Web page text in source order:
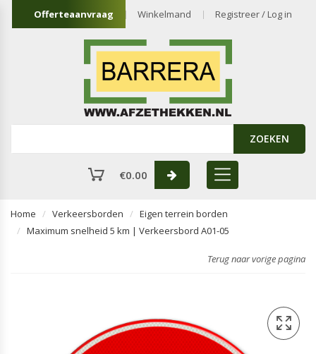
Offerteaanvraag Winkelmand Registreer / Log in
ZOEKEN
€0.00
Home Verkeersborden
Eigen terrein borden
Maximum snelheid 5 km | Verkeersbord A01-05
Terug naar vorige pagina